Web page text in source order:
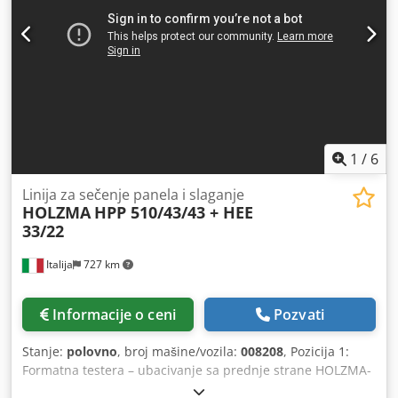
1 / 6
Italija 727 km
Linija za sečenje panela i slaganje
HOLZMA HPP 510/43/43 + HEE
33/22
Informacije o ceni Pozvati
Stanje: polovno, broj mašine/vozila: 008208, Pozicija 1:
Formatna testera – ubacivanje sa prednje strane HOLZMA-
HPP 510/43/43 + HEE 33/22 Djdpfxsx A Thko Abxjck Pozicija